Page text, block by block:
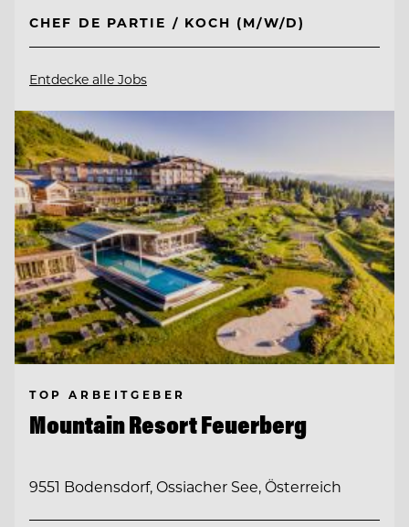
CHEF DE PARTIE / KOCH (M/W/D)
Entdecke alle Jobs
TOP ARBEITGEBER
Mountain Resort Feuerberg
9551 Bodensdorf, Ossiacher See, Österreich